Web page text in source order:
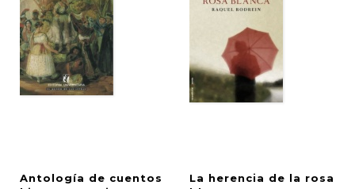
Antología de cuentos
La herencia de la rosa